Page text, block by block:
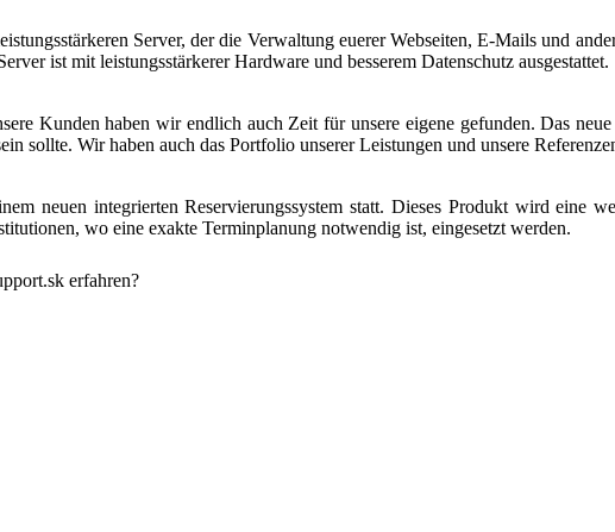
Server, der die Verwaltung euerer Webseiten, E-Mails und
ist mit leistungsstärkerer Hardware und besserem Datenschutz ausgestattet.
Kunden haben wir endlich auch Zeit für unsere eigene gefunden. Das
sollte. Wir haben auch das Portfolio unserer Leistungen und unsere
neuen integrierten Reservierungssystem statt. Dieses Produkt wird eine
wo eine exakte Terminplanung notwendig ist, eingesetzt werden.
erfahren?